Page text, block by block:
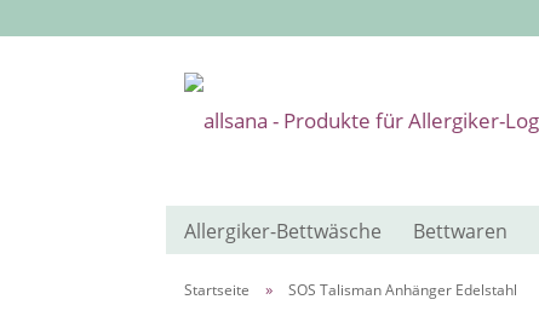
Allergiker-Bettwäsche Bettwaren
Startseite » SOS Talisman Anhänger Edelstahl